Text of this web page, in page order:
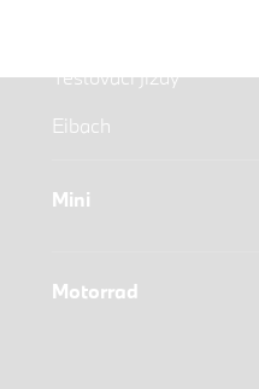
Testovací jízdy
Eibach
Mini
Motorrad